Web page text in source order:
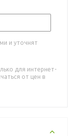
и уточнят
для интернет-
от цен в